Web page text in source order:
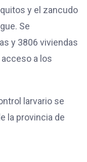
y el zancudo
Se
y 3806 viviendas
a los
larvario se
la provincia de